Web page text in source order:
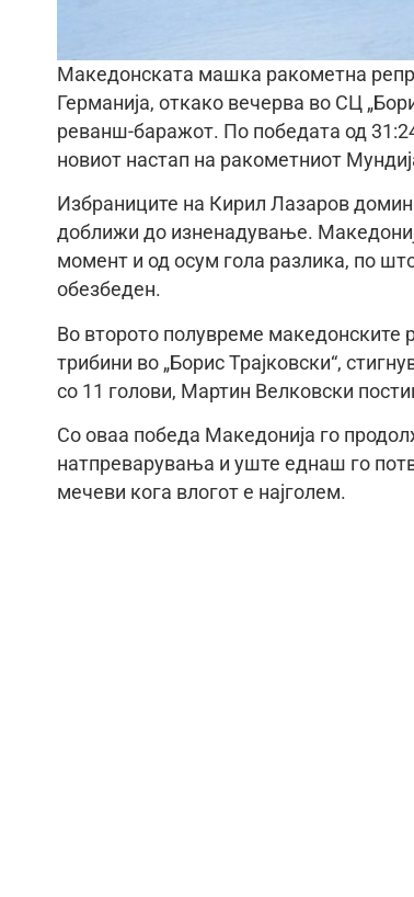
Македонската машка ракометна
Германија, откако вечерва во СЦ
реванш-баражот. По победата од
новиот настап на ракометниот
Избраниците на Кирил Лазаров
доближи до изненадување.
момент и од осум гола разлика, по
обезбеден.
Во второто полувреме македонските
трибини во „Борис Трајковски“,
со 11 голови, Мартин Велковски
Со оваа победа Македонија го
натпреварувања и уште еднаш го
мечеви кога влогот е најголем.